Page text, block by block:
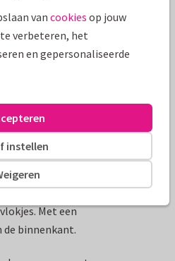
met krans van dennengroen,
Met een
binnenkant.
van cookies op jouw
verbeteren, het
en gepersonaliseerde
instellen